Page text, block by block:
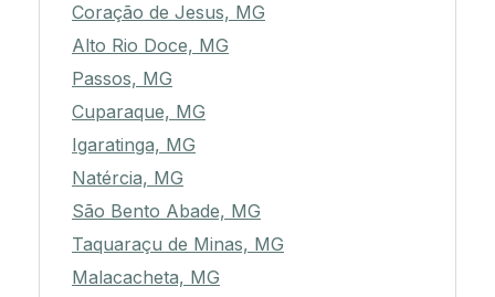
Coração de Jesus, MG
Alto Rio Doce, MG
Passos, MG
Cuparaque, MG
Igaratinga, MG
Natércia, MG
São Bento Abade, MG
Taquaraçu de Minas, MG
Malacacheta, MG